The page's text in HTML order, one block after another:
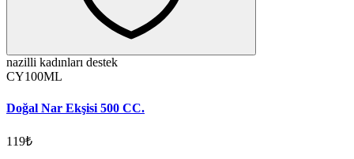
nazilli kadınları destek
CY100ML
Doğal Nar Ekşisi 500 CC.
119₺